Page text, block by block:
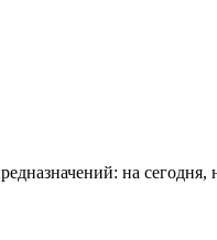
на сегодня,